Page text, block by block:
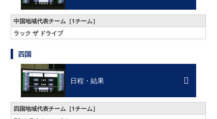
中国地域代表チーム［1チーム］
ラック ザ ドライブ
四国
日程・結果
四国地域代表チーム［1チーム］